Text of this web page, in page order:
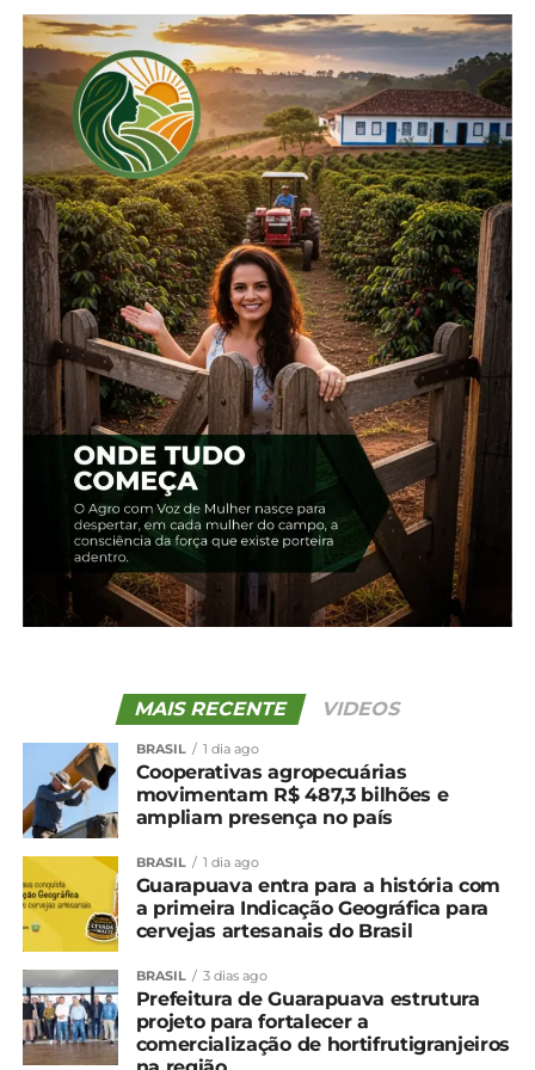
(Glam). A versão completa do Boletim está
disponível para consulta nosite oficial da Conab.
*Conab
Compartilhe isso:
Facebook 18+
Relacionado
Chuvas irregulares e altas
temperaturas impactam
cultivos no Paraná
1 de abril, 2024
Em "Paraná"
Chuvas irregulares
atrasam o plantio das
lavouras de verão, aponta
Conab
3 de novembro, 2025
Em "Brasil"
Fevereiro: como será o
clima no Brasil?
6 de fevereiro, 2024
Em "Brasil"
Soja: Cotações internas e externas recuam
NÃO PERCA
Valor Bruto da Produção atingirá R$1,31
trilhão na safra 24/25
MAIS RECENTE VIDEOS
BRASIL 1 dia ago
Cooperativas agropecuárias
movimentam R$ 487,3 bilhões e
ampliam presença no país
BRASIL 1 dia ago
Guarapuava entra para a história com
a primeira Indicação Geográfica para
cervejas artesanais do Brasil
BRASIL 3 dias ago
Prefeitura de Guarapuava estrutura
projeto para fortalecer a
comercialização de hortifrutigranjeiros